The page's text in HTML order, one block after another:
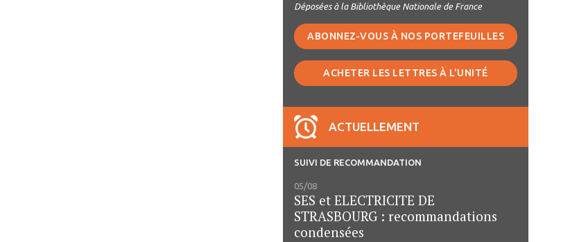
Déposées à la Bibliothèque Nationale de France
ABONNEZ-VOUS À NOS PORTEFEUILLES
ACHETER LES LETTRES À L'UNITÉ
ACTUELLEMENT
SUIVI DE RECOMMANDATION
05/08
SES et ELECTRICITE DE
STRASBOURG : recommandations
condensées